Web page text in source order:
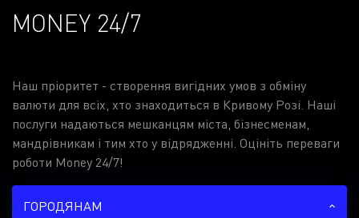
MONEY 24/7
Наш пріоритет - створення вигідних умов з обміну
валюти для всіх, хто знаходиться в Кривому Розі. Наші
послуги надаються мешканцям міста, бізнесменам,
мандрівникам і тим хто у відрядженні. Оцініть переваги
роботи Money 24/7!
ГОРОДЯНАМ